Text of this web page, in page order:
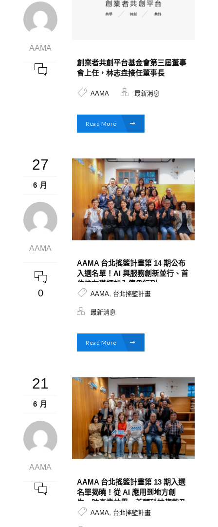
AAMA
創業者共創平台基金會第三屆董事
會上任，林志垚接任董事長
AAMA 最新消息
Read More
27
6 月
AAMA
0
AAMA 台北搖籃計畫第 14 期公布
入選名單！AI 與服務創新並行、首
位校友導師加入傳承行列
AAMA, 台北搖籃計畫
最新消息
Read More
21
6 月
AAMA
AAMA 台北搖籃計畫第 13 期入選
名單揭曉！從 AI 應用到地方創
生，跨產業共學，兼顧科技趨勢及
永續創新
AAMA, 台北搖籃計畫